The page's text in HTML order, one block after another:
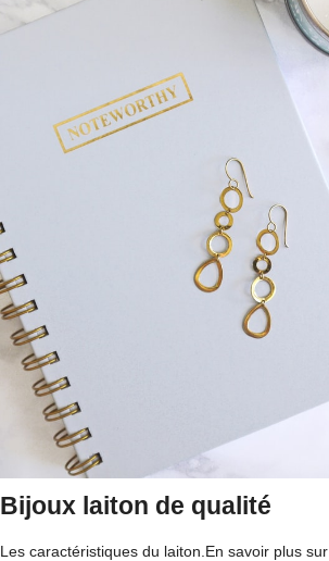
Bijoux laiton de qualité
Les caractéristiques du laiton.En savoir plus sur